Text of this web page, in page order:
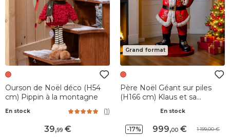
Ourson de Noël déco (H54
cm) Pippin à la montagne
En stock (1)
39,99
Grand format
Père Noël Géant sur piles
(H166 cm) Klaus et sa
En stock
-17% 999,00 1 199,00